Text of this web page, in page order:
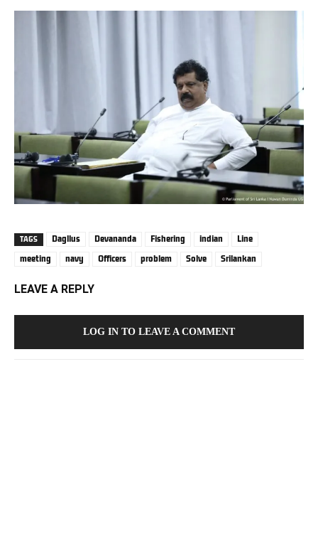
TAGS Dagllus Devananda Fishering indian
Line
meeting
navy Officers problem Solve Srilankan
LEAVE A REPLY
LOG IN TO LEAVE A COMMENT